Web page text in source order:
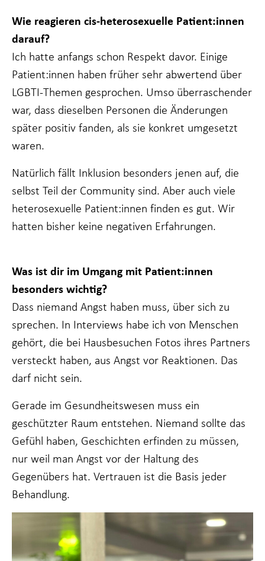
Wie reagieren cis-heterosexuelle Patient:innen
darauf?
Ich hatte anfangs schon Respekt davor. Einige
Patient:innen haben früher sehr abwertend über
LGBTI-Themen gesprochen. Umso überraschender
war, dass dieselben Personen die Änderungen
später positiv fanden, als sie konkret umgesetzt
waren.
Natürlich fällt Inklusion besonders jenen auf, die
selbst Teil der Community sind. Aber auch viele
heterosexuelle Patient:innen finden es gut. Wir
hatten bisher keine negativen Erfahrungen.
Was ist dir im Umgang mit Patient:innen
besonders wichtig?
Dass niemand Angst haben muss, über sich zu
sprechen. In Interviews habe ich von Menschen
gehört, die bei Hausbesuchen Fotos ihres Partners
versteckt haben, aus Angst vor Reaktionen. Das
darf nicht sein.
Gerade im Gesundheitswesen muss ein
geschützter Raum entstehen. Niemand sollte das
Gefühl haben, Geschichten erfinden zu müssen,
nur weil man Angst vor der Haltung des
Gegenübers hat. Vertrauen ist die Basis jeder
Behandlung.